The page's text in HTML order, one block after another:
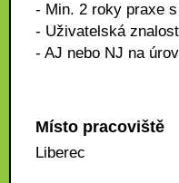
- Min. 2 roky praxe
- Uživatelská
- AJ nebo NJ na
Místo pracoviště
Liberec